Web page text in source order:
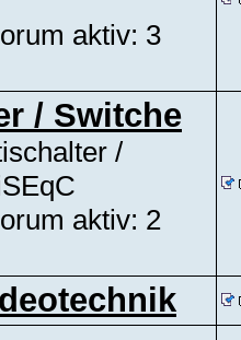
aktiv: 3
/ Switche
/
aktiv: 2